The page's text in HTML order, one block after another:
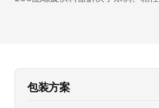
包装方案